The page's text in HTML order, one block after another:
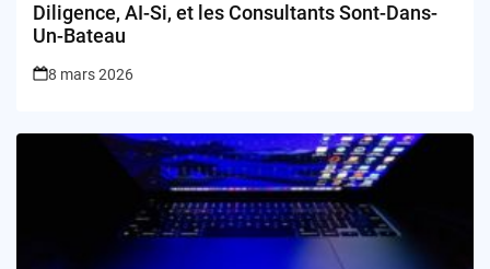
Diligence, AI-Si, et les Consultants Sont-Dans-
Un-Bateau
8 mars 2026